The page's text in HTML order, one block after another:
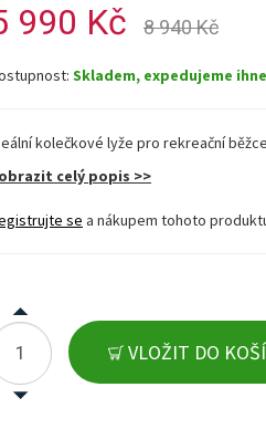
990 Kč 8 940 Kč
Skladem, expedujeme
kolečkové lyže pro rekreační
celý popis >>
se a nákupem tohoto
VLOŽIT DO